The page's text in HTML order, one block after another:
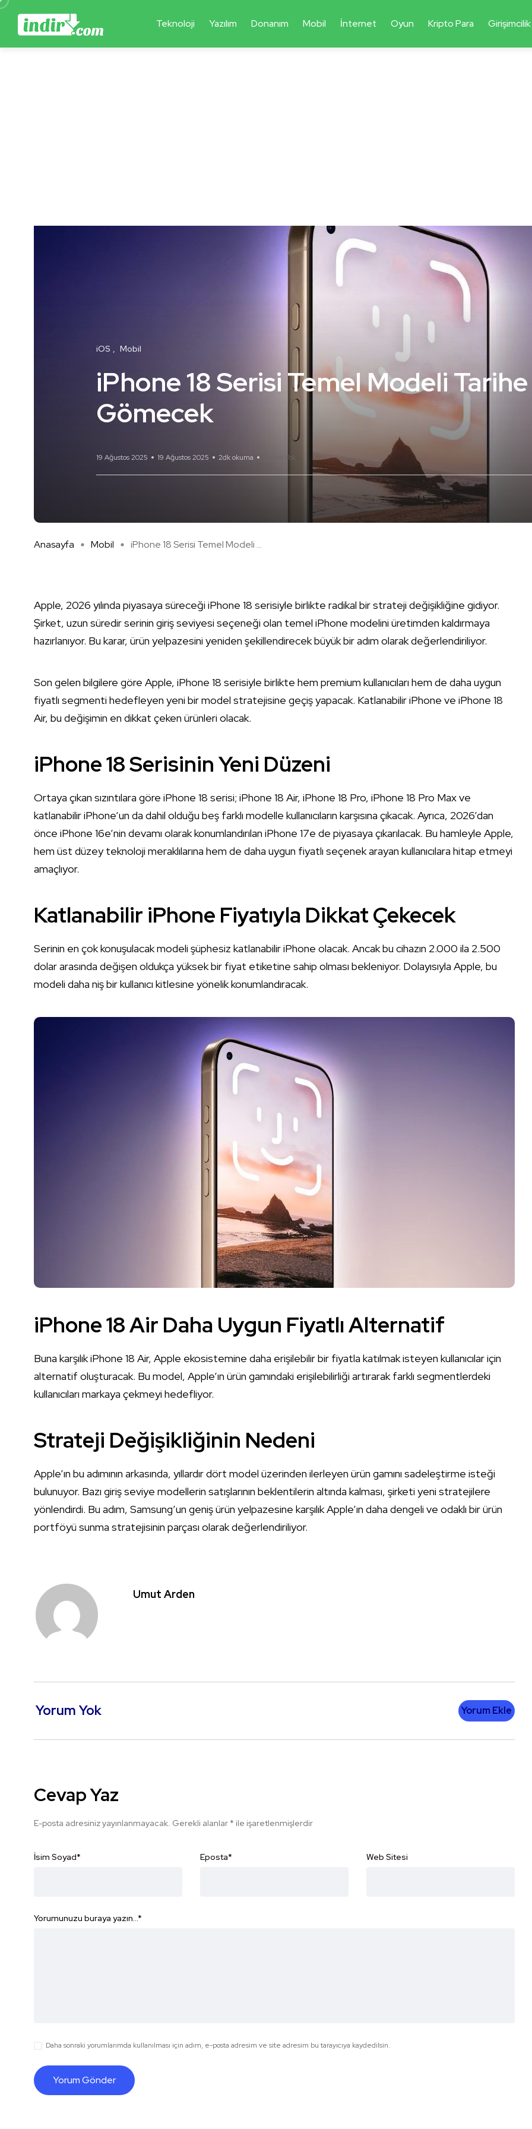
Teknoloji Yazılım Donanım Mobil İnternet Oyun Kripto Para Girişimcilik
iOS Mobil
iPhone 18 Serisi Temel Modeli Tarihe
Gömecek
19 Ağustos 2025 19 Ağustos 2025 2dk okuma Yorum Yok
Anasayfa Mobil iPhone 18 Serisi Temel Modeli ...
Apple, 2026 yılında piyasaya süreceği iPhone 18 serisiyle birlikte radikal bir strateji değişikliğine gidiyor.
Şirket, uzun süredir serinin giriş seviyesi seçeneği olan temel iPhone modelini üretimden kaldırmaya
hazırlanıyor. Bu karar, ürün yelpazesini yeniden şekillendirecek büyük bir adım olarak değerlendiriliyor.
Son gelen bilgilere göre Apple, iPhone 18 serisiyle birlikte hem premium kullanıcıları hem de daha uygun
fiyatlı segmenti hedefleyen yeni bir model stratejisine geçiş yapacak. Katlanabilir iPhone ve iPhone 18
Air, bu değişimin en dikkat çeken ürünleri olacak.
iPhone 18 Serisinin Yeni Düzeni
Ortaya çıkan sızıntılara göre iPhone 18 serisi; iPhone 18 Air, iPhone 18 Pro, iPhone 18 Pro Max ve
katlanabilir iPhone’un da dahil olduğu beş farklı modelle kullanıcıların karşısına çıkacak. Ayrıca, 2026’dan
önce iPhone 16e’nin devamı olarak konumlandırılan iPhone 17e de piyasaya çıkarılacak. Bu hamleyle Apple,
hem üst düzey teknoloji meraklılarına hem de daha uygun fiyatlı seçenek arayan kullanıcılara hitap etmeyi
amaçlıyor.
Katlanabilir iPhone Fiyatıyla Dikkat Çekecek
Serinin en çok konuşulacak modeli şüphesiz katlanabilir iPhone olacak. Ancak bu cihazın 2.000 ila 2.500
dolar arasında değişen oldukça yüksek bir fiyat etiketine sahip olması bekleniyor. Dolayısıyla Apple, bu
modeli daha niş bir kullanıcı kitlesine yönelik konumlandıracak.
iPhone 18 Air Daha Uygun Fiyatlı Alternatif
Buna karşılık iPhone 18 Air, Apple ekosistemine daha erişilebilir bir fiyatla katılmak isteyen kullanıcılar için
alternatif oluşturacak. Bu model, Apple’ın ürün gamındaki erişilebilirliği artırarak farklı segmentlerdeki
kullanıcıları markaya çekmeyi hedefliyor.
Strateji Değişikliğinin Nedeni
Apple’ın bu adımının arkasında, yıllardır dört model üzerinden ilerleyen ürün gamını sadeleştirme isteği
bulunuyor. Bazı giriş seviye modellerin satışlarının beklentilerin altında kalması, şirketi yeni stratejilere
yönlendirdi. Bu adım, Samsung’un geniş ürün yelpazesine karşılık Apple’ın daha dengeli ve odaklı bir ürün
portföyü sunma stratejisinin parçası olarak değerlendiriliyor.
Umut Arden
Yorum Yok Yorum Ekle
Cevap Yaz
E-posta adresiniz yayınlanmayacak. Gerekli alanlar * ile işaretlenmişlerdir
İsim Soyad* Eposta* Web Sitesi
Yorumunuzu buraya yazın...*
Daha sonraki yorumlarımda kullanılması için adım, e-posta adresim ve site adresim bu tarayıcıya kaydedilsin.